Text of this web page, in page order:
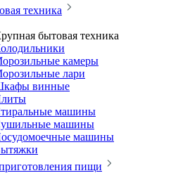
техника
бытовая техника
камеры
лари
винные
машины
машины
машины
пищи